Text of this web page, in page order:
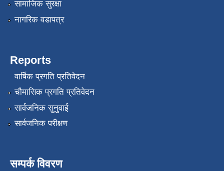
सामाजिक सुरक्षा
नागरिक वडापत्र
Reports
वार्षिक प्रगति प्रतिवेदन
चौमासिक प्रगति प्रतिवेदन
सार्वजनिक सुनुवाई
सार्वजनिक परीक्षण
सम्पर्क विवरण